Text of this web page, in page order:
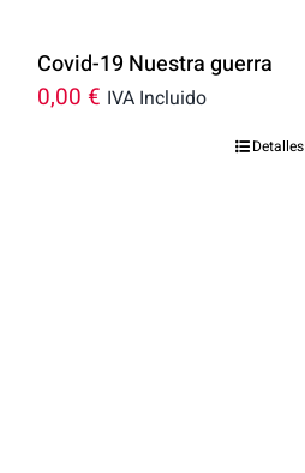
Covid-19 Nuestra guerra
0,00 € IVA Incluido
Detalles